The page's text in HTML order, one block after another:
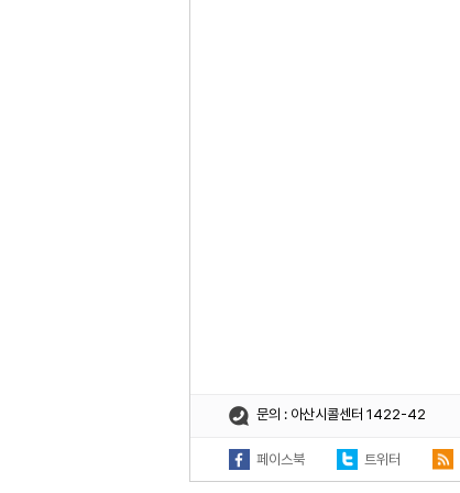
문의 : 아산시콜센터 1422-42
페이스북 트위터